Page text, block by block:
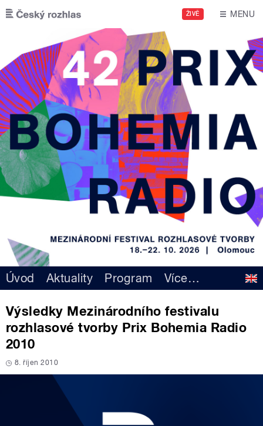
Přejít k hlavnímu obsahu
ŽIVĚ MENU
Úvod Aktuality Program Více…
Výsledky Mezinárodního festivalu
rozhlasové tvorby Prix Bohemia Radio
2010
8. říjen 2010